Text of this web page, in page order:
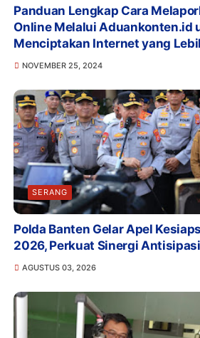
Panduan Lengkap Cara
Online Melalui Aduankonten.id
Menciptakan Internet yang
NOVEMBER 25, 2024
SERANG
Polda Banten Gelar Apel
2026, Perkuat Sinergi
AGUSTUS 03, 2026